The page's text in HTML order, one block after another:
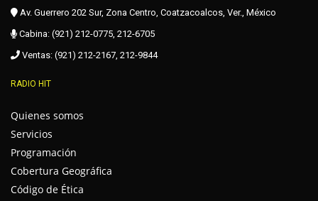
Av. Guerrero 202 Sur, Zona Centro, Coatzacoalcos, Ver., México
Cabina: (921) 212-0775, 212-6705
Ventas: (921) 212-2167, 212-9844
RADIO HIT
Quienes somos
Servicios
Programación
Cobertura Geográfica
Código de Ética